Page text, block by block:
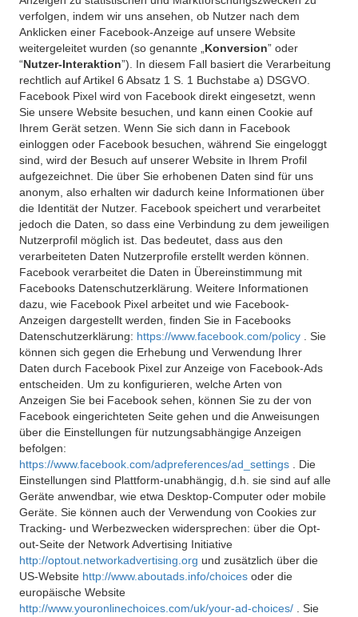
verfolgen, indem wir uns ansehen, ob Nutzer nach dem
Anklicken einer Facebook-Anzeige auf unsere Website
weitergeleitet wurden (so genannte „ Konversion” oder
“Nutzer-Interaktion”). In diesem Fall basiert die Verarbeitung
rechtlich auf Artikel 6 Absatz 1 S. 1 Buchstabe a) DSGVO.
Facebook Pixel wird von Facebook direkt eingesetzt, wenn
Sie unsere Website besuchen, und kann einen Cookie auf
Ihrem Gerät setzen. Wenn Sie sich dann in Facebook
einloggen oder Facebook besuchen, während Sie eingeloggt
sind, wird der Besuch auf unserer Website in Ihrem Profil
aufgezeichnet. Die über Sie erhobenen Daten sind für uns
anonym, also erhalten wir dadurch keine Informationen über
die Identität der Nutzer. Facebook speichert und verarbeitet
jedoch die Daten, so dass eine Verbindung zu dem jeweiligen
Nutzerprofil möglich ist. Das bedeutet, dass aus den
verarbeiteten Daten Nutzerprofile erstellt werden können.
Facebook verarbeitet die Daten in Übereinstimmung mit
Facebooks Datenschutzerklärung. Weitere Informationen
dazu, wie Facebook Pixel arbeitet und wie Facebook-
Anzeigen dargestellt werden, finden Sie in Facebooks
Datenschutzerklärung: https://www.facebook.com/policy
. Sie
können sich gegen die Erhebung und Verwendung Ihrer
Daten durch Facebook Pixel zur Anzeige von Facebook-Ads
entscheiden. Um zu konfigurieren, welche Arten von
Anzeigen Sie bei Facebook sehen, können Sie zu der von
Facebook eingerichteten Seite gehen und die Anweisungen
über die Einstellungen für nutzungsabhängige Anzeigen
befolgen:
https://www.facebook.com/adpreferences/ad_settings
. Die
Einstellungen sind Plattform-unabhängig, d.h. sie sind auf alle
Geräte anwendbar, wie etwa Desktop-Computer oder mobile
Geräte. Sie können auch der Verwendung von Cookies zur
Tracking- und Werbezwecken widersprechen: über die Opt-
out-Seite der Network Advertising Initiative
http://optout.networkadvertising.org und zusätzlich über die
US-Website http://www.aboutads.info/choices oder die
europäische Website
http://www.youronlinechoices.com/uk/your-ad-choices/
. Sie